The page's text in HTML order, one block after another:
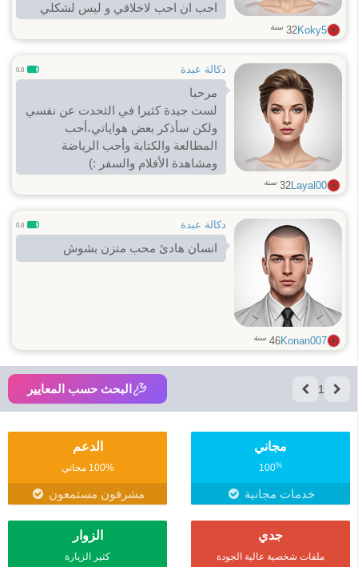
احب ان احب لاخلاقي و ليس لشكلي
الشكل فيكمل الشخصية متفائلة في
الامور اكره الرجل الذي يراني فقط
للمتعة و لا يهتم لمشاعري الذي يراني
جسد و تنتهي صلاحيته عندى اريد ان
اكون زوجة تستحق مرتبة الامومة طائعة
لزوجها و تحترمه عند وجوده و في غيابه
Koky5
32 سنة
دكالة عبدة 0.8
مرحبا
لست جيدة كثيرا في الثحدت عن نفسي
ولكن سأذكر بعض هواياتي،أحب
المطالعة والكتابة وأحب الرياضة
ومشاهدة الأفلام والسفر :)
Layal00
32 سنة
دكالة عبدة 0.8
انسان هادئ محب متزن بشوش
Konan007
46 سنة
1 البحث حسب المعايير
مجاني
100%
خدمات مجانية
الدعم
100% مجاني
مشرفون مستمعون
جدي
ملفات شخصية عالية الجودة
الزوار
كثير الزيارة